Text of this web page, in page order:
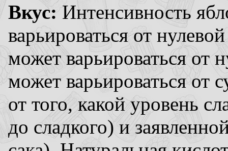
Вкус: Интенсивность
варьироваться от
может варьироваться от
может варьироваться от
от того, какой уровень
до сладкого) и